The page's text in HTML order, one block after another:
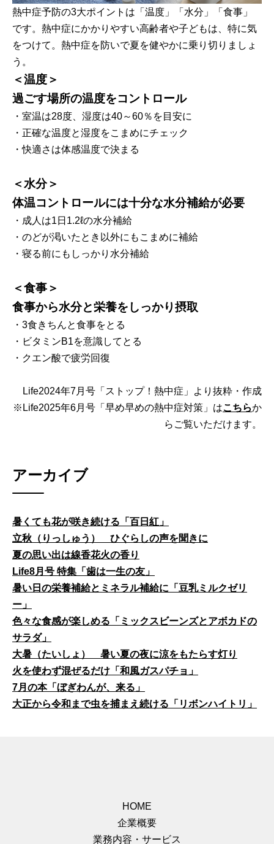
熱中症予防の3大ポイントは「温度」「水分」「食事」
です。熱中症にかかりやすい高齢者や子どもは、特に気
をつけて。熱中症を防いで夏を健やかに乗り切りましょ
う。
＜温度＞
過ごす場所の温度をコントロール
・室温は28度、湿度は40～60％を目安に
・正確な温度と湿度をこまめにチェック
・快適さは体感温度で決まる
＜水分＞
体温コントロールには十分な水分補給が必要
・成人は1日1.2ℓの水分補給
・のどが渇いたとき以外にもこまめに補給
・寝る前にもしっかり水分補給
＜食事＞
食事から水分と栄養をしっかり摂取
・3食きちんと食事をとる
・ビタミンB1を意識してとる
・クエン酸で疲労回復
Life2024年7月号「ストップ！熱中症」より抜粋・作成
※Life2025年6月号「早め早めの熱中症対策」はこちらか
らご覧いただけます。
アーカイブ
暑くても花が咲き続ける「百日紅」
立秋（りっしゅう） ひぐらしの声を聞きに
夏の思い出は線香花火の香り
Life8月号 特集「歯は一生の友」
暑い日の栄養補給とミネラル補給に「豆乳ミルクゼリ
ー」
色々な食感が楽しめる「ミックスビーンズとアボカドの
サラダ」
大暑（たいしょ） 暑い夏の夜に涼をもたらす灯り
火を使わず混ぜるだけ「和風ガスパチョ」
7月の本「ぼぎわんが、来る」
大正から令和まで虫を捕まえ続ける「リボンハイトリ」
HOME
企業概要
業務内容・サービス